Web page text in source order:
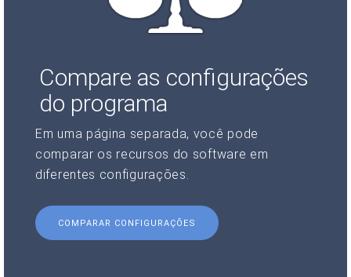
Compare as configurações
do programa
Em uma página separada, você pode
comparar os recursos do software em
diferentes configurações.
COMPARAR CONFIGURAÇÕES